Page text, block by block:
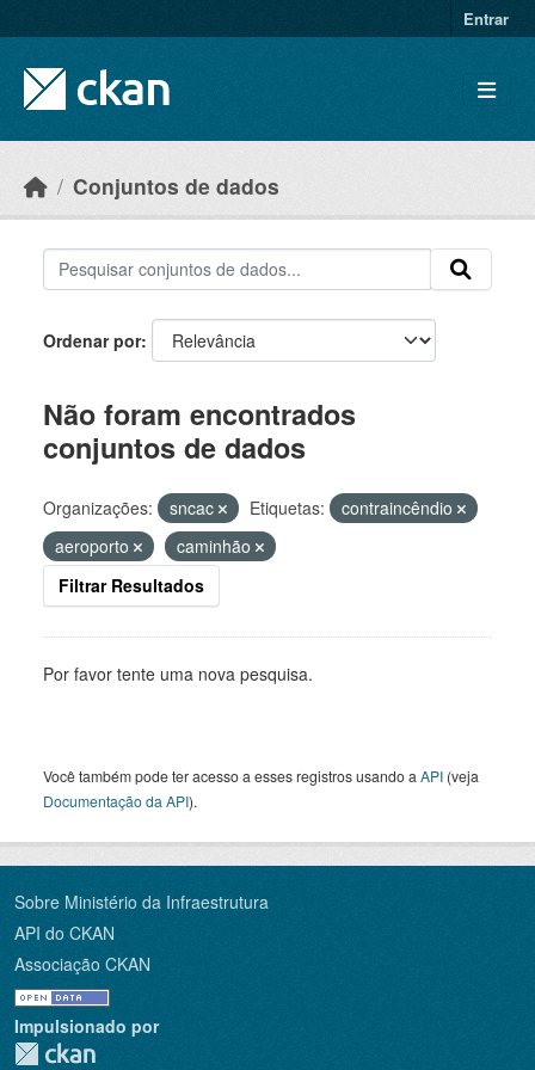
Entrar
Conjuntos de dados
Ordenar por
Não foram encontrados
conjuntos de dados
Organizações: sncac Etiquetas:
contraincêndio
aeroporto
caminhão
Filtrar Resultados
Por favor tente uma nova pesquisa.
Você também pode ter acesso a esses registros usando a API (veja
Documentação da API).
Sobre Ministério da Infraestrutura
API do CKAN
Associação CKAN
Impulsionado por